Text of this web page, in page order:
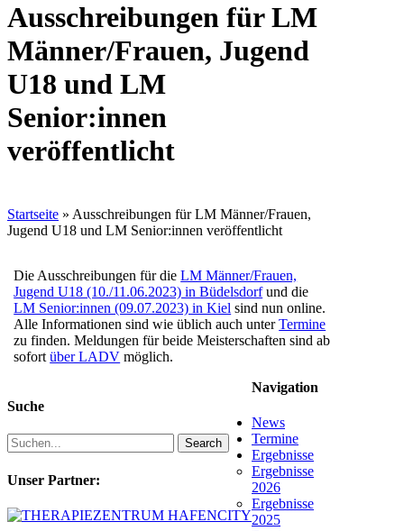
Ausschreibungen für LM
Männer/Frauen, Jugend
U18 und LM
Senior:innen
veröffentlicht
Startseite » Ausschreibungen für LM Männer/Frauen,
Jugend U18 und LM Senior:innen veröffentlicht
Die Ausschreibungen für dieLM Männer/Frauen,
Jugend U18 (10./11.06.2023) in Büdelsdorfund die
LM Senior:innen (09.07.2023) in Kiel sind nun online.
Alle Informationen sind wie üblich auch unterTermine
zu finden. Meldungen für beide Meisterschaften sind ab
sofortüber LADV möglich.
Suche
Search
Unser Partner:
Navigation
News
Termine
Ergebnisse
Ergebnisse
2026
Ergebnisse
2025